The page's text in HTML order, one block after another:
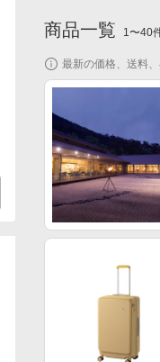
ストアに
商品一覧 1〜40
最新の価格、送料